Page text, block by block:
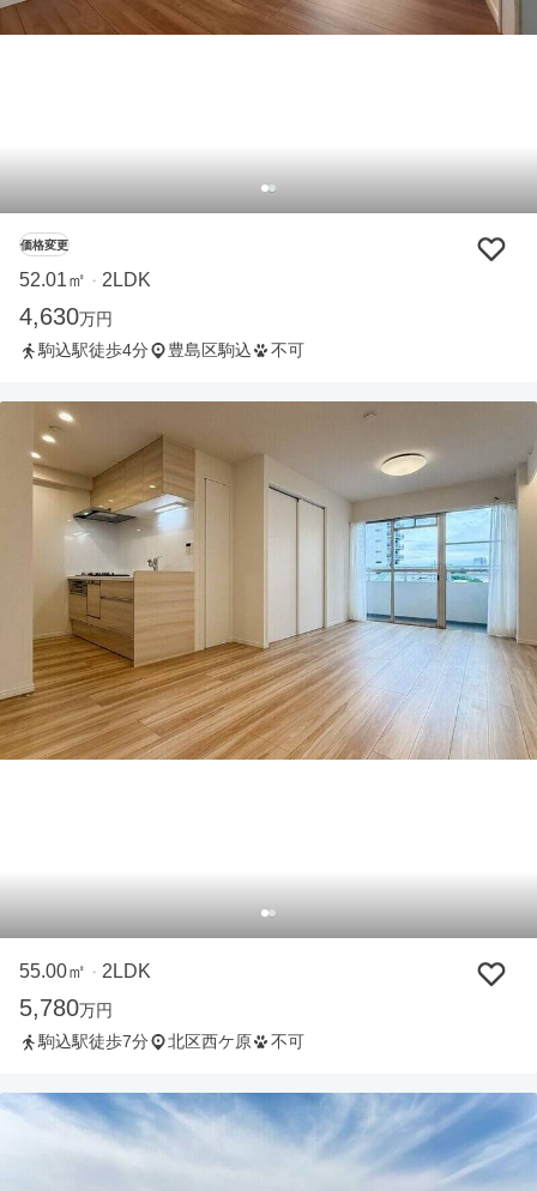
価格変更
52.01㎡ ・ 2LDK
4,630万円
駒込駅徒歩4分
豊島区駒込 不可
55.00㎡ ・ 2LDK
5,780万円
駒込駅徒歩7分
北区西ケ原 不可